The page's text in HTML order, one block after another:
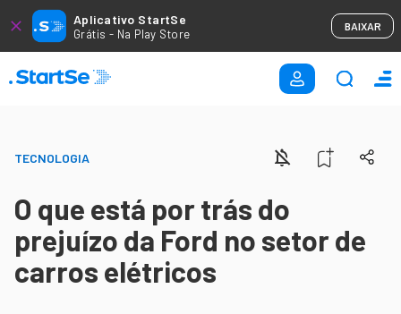
Aplicativo StartSe
Grátis - Na Play Store
BAIXAR
TECNOLOGIA
O que está por trás do
prejuízo da Ford no setor de
carros elétricos